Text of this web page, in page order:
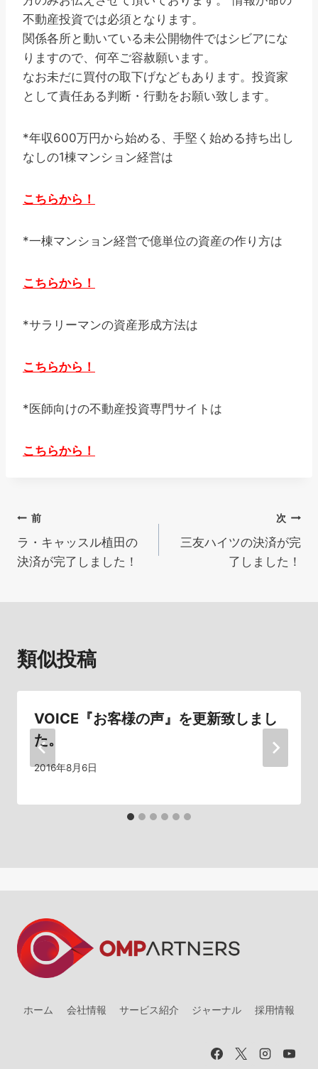
不動産投資では必須となります。
関係各所と動いている未公開物件ではシビアにな
りますので、何卒ご容赦願います。
なお未だに買付の取下げなどもあります。投資家
として責任ある判断・行動をお願い致します。
*年収600万円から始める、手堅く始める持ち出し
なしの1棟マンション経営は
こちらから！
*一棟マンション経営で億単位の資産の作り方は
こちらから！
*サラリーマンの資産形成方法は
こちらから！
*医師向けの不動産投資専門サイトは
こちらから！
投
稿
ー
ョ
ン
前
ラ・キャッスル植田の
決済が完了しました！
次
三友ハイツの決済が完
了しました！
類似投稿
VOICE『お客様の声』を更新致しまし
た。
2016年8月6日
ホーム 会社情報 サービス紹介 ジャーナル 採用情報